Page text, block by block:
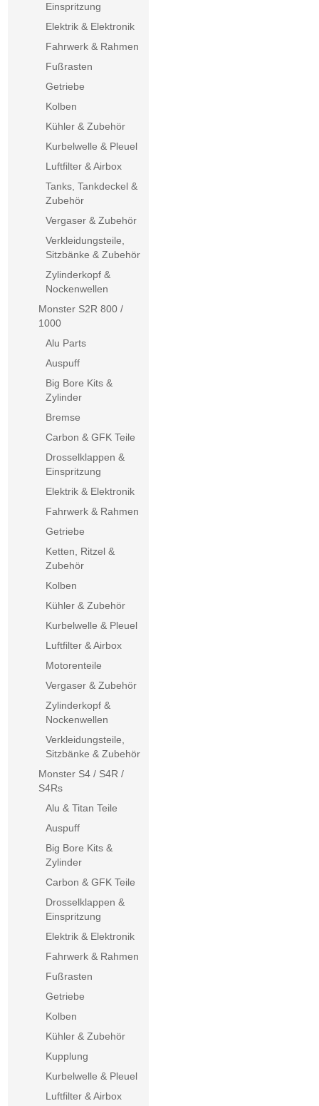
Einspritzung
Elektrik & Elektronik
Fahrwerk & Rahmen
Fußrasten
Getriebe
Kolben
Kühler & Zubehör
Kurbelwelle & Pleuel
Luftfilter & Airbox
Tanks, Tankdeckel &
Zubehör
Vergaser & Zubehör
Verkleidungsteile,
Sitzbänke & Zubehör
Zylinderkopf &
Nockenwellen
Monster S2R 800 /
1000
Alu Parts
Auspuff
Big Bore Kits &
Zylinder
Bremse
Carbon & GFK Teile
Drosselklappen &
Einspritzung
Elektrik & Elektronik
Fahrwerk & Rahmen
Getriebe
Ketten, Ritzel &
Zubehör
Kolben
Kühler & Zubehör
Kurbelwelle & Pleuel
Luftfilter & Airbox
Motorenteile
Vergaser & Zubehör
Zylinderkopf &
Nockenwellen
Verkleidungsteile,
Sitzbänke & Zubehör
Monster S4 / S4R /
S4Rs
Alu & Titan Teile
Auspuff
Big Bore Kits &
Zylinder
Carbon & GFK Teile
Drosselklappen &
Einspritzung
Elektrik & Elektronik
Fahrwerk & Rahmen
Fußrasten
Getriebe
Kolben
Kühler & Zubehör
Kupplung
Kurbelwelle & Pleuel
Luftfilter & Airbox